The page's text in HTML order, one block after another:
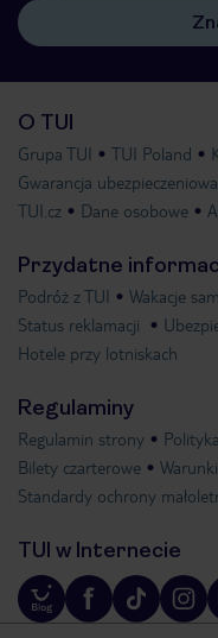
O TUI
Grupa TUI TUI Poland
Gwarancja ubezpieczeniowa
TUI.cz
Dane osobowe
Przydatne
Podróż z TUI Wakacje
Status reklamacji
Hotele przy lotniskach
Regulaminy
Regulamin strony
Bilety czarterowe
Standardy ochrony
TUI w Internecie